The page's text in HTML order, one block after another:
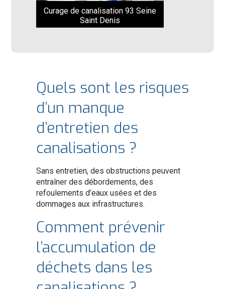
Curage de canalisation 93 Seine
Saint Denis
Quels sont les risques
d’un manque
d’entretien des
canalisations ?
Sans entretien, des obstructions peuvent
entraîner des débordements, des
refoulements d’eaux usées et des
dommages aux infrastructures.
Comment prévenir
l’accumulation de
déchets dans les